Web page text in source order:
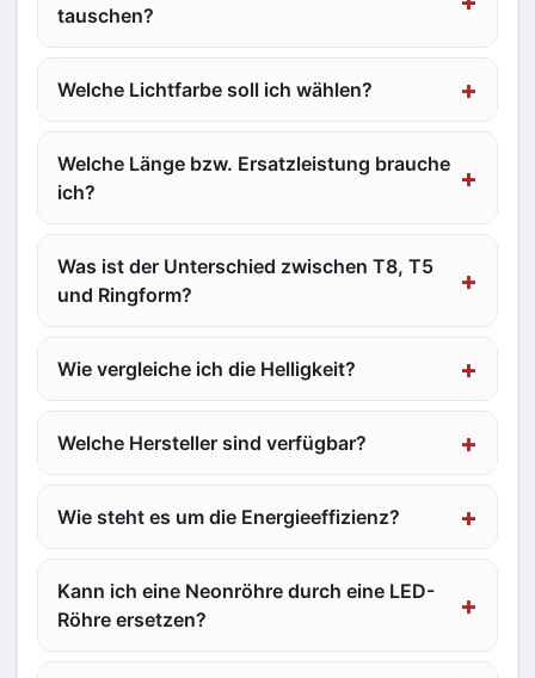
tauschen?
Welche Lichtfarbe soll ich wählen?
Welche Länge bzw. Ersatzleistung brauche
ich?
Was ist der Unterschied zwischen T8, T5
und Ringform?
Wie vergleiche ich die Helligkeit?
Welche Hersteller sind verfügbar?
Wie steht es um die Energieeffizienz?
Kann ich eine Neonröhre durch eine LED-
Röhre ersetzen?